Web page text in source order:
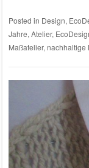
Posted in Design,
Jahre, Atelier,
Maßatelier, nachhaltige